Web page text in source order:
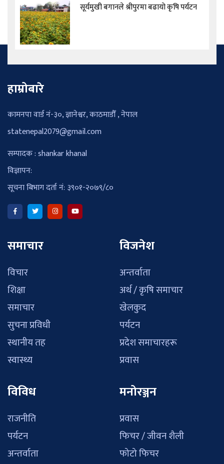
सूर्यमुखी बगानले श्रीपुरमा बढायो कृषि पर्यटन
हाम्रोबारे
कामनपा वार्ड नं-३०, ज्ञानेश्वर, काठमाडौँ , नेपाल
statenepal2079@gmail.com
सम्पादक : shankar khanal
विज्ञापन:
सूचना बिभाग दर्ता नं: ३९०१-२०७९/८०
समाचार
विचार
शिक्षा
समाचार
सुचना प्रविधी
स्थानीय तह
स्वास्थ्य
विजनेश
अन्तर्वाता
अर्थ / कृषि समाचार
खेलकुद
पर्यटन
प्रदेश समाचारहरू
प्रवास
विविध
राजनीति
पर्यटन
अन्तर्वाता
मनोरञ्जन
प्रवास
फिचर / जीवन शैली
फोटो फिचर